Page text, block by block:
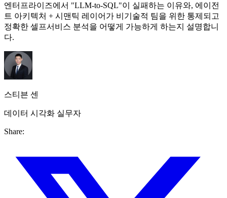
엔터프라이즈에서 "LLM-to-SQL"이 실패하는 이유와, 에이전
트 아키텍처 + 시맨틱 레이어가 비기술적 팀을 위한 통제되고
정확한 셀프서비스 분석을 어떻게 가능하게 하는지 설명합니
다.
스티븐 센
데이터 시각화 실무자
Share: